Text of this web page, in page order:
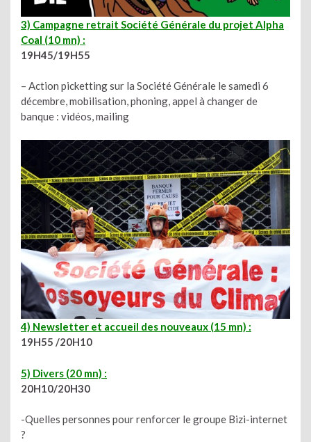
3) Campagne retrait Société Générale du projet Alpha
Coal (10 mn) :
19H45/19H55
– Action picketting sur la Société Générale le samedi 6
décembre, mobilisation, phoning, appel à changer de
banque : vidéos, mailing
4) Newsletter et accueil des nouveaux (15 mn) :
19H55 /20H10
5) Divers (20 mn) :
20H10/20H30
-Quelles personnes pour renforcer le groupe Bizi-internet
?